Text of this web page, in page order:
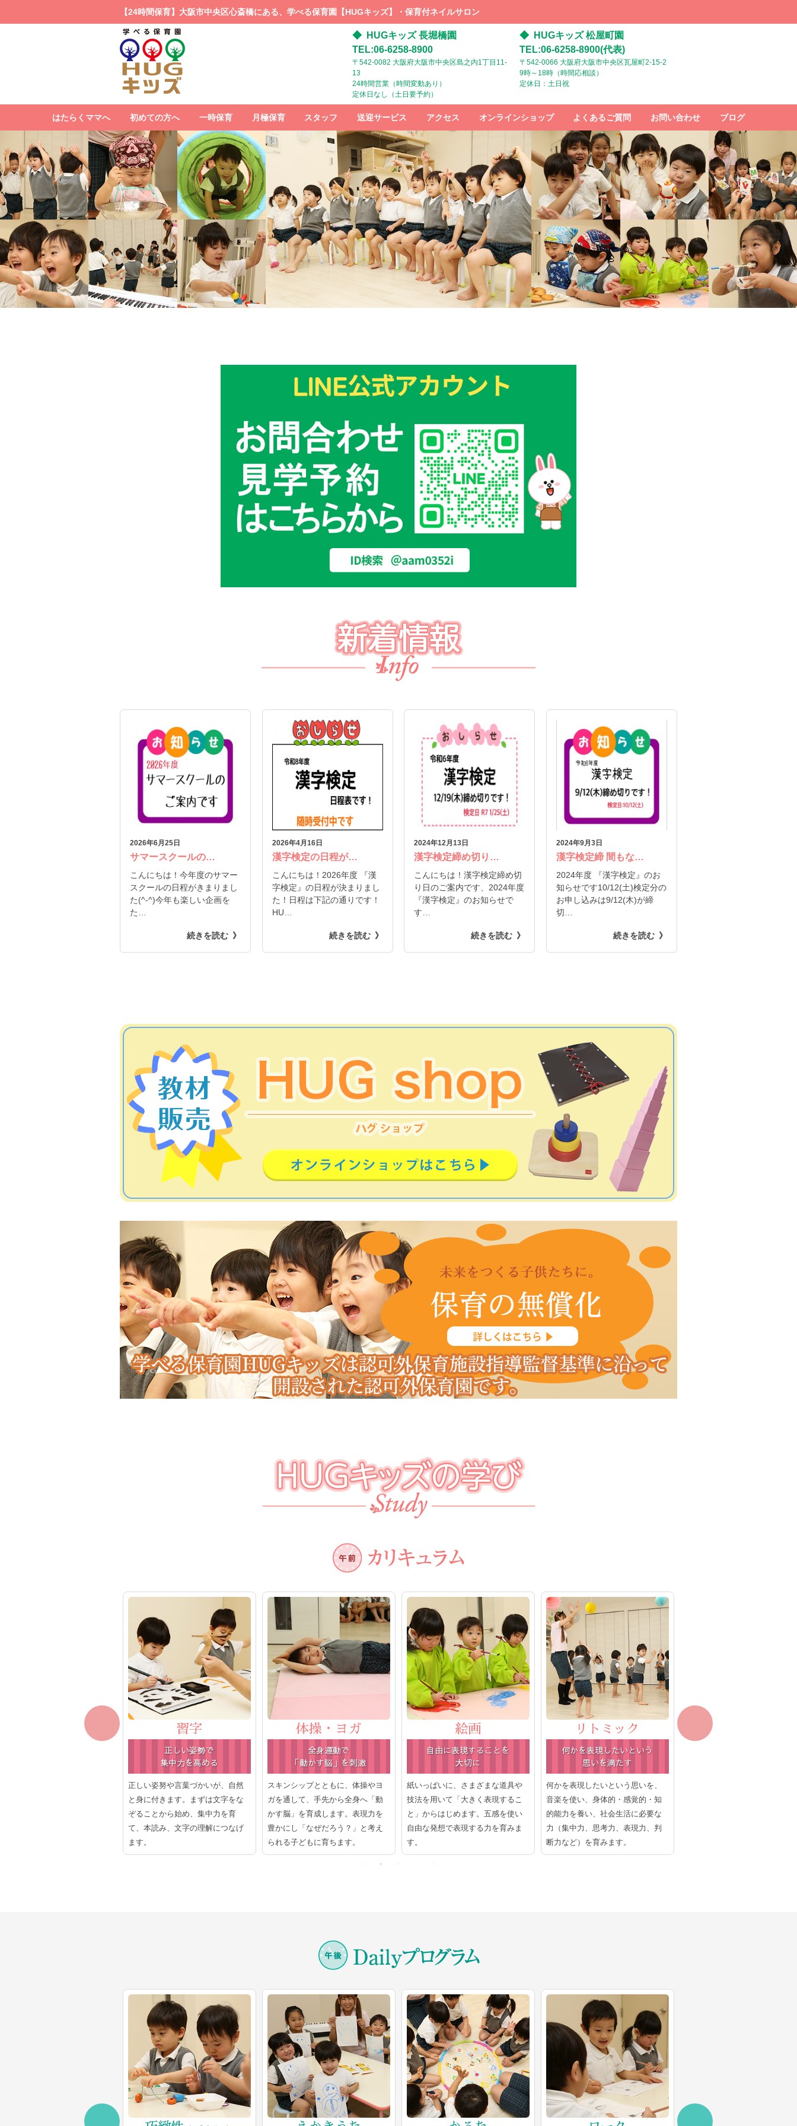
【24時間保育】大阪市中央区心斎橋にある、学べる保育園【HUGキッズ】・保育付ネイルサロン
HUGキッズ 長堀橋園
TEL:06-6258-8900
〒542-0082 大阪府大阪市中央区島之内1丁目11-
13
24時間営業（時間変動あり）
定休日なし（土日要予約）
HUGキッズ 松屋町園
TEL:06-6258-8900(代表)
〒542-0066 大阪府大阪市中央区瓦屋町2-15-2
9時～18時（時間応相談）
定休日：土日祝
はたらくママへ 初めての方へ 一時保育 月極保育 スタッフ
スタッフ募
送迎サービス アクセス
HUGキッズ
までの行き
方：電車で
お越しの方
HUGキッズ
までの行き
方：ベビー
カーでお越
しの方
オンラインショップ よくあるご質問 お問い合わせ ブログ
2026年6月25日
サマースクールの…
こんにちは！今年度のサマー
スクールの日程がきまりまし
た(^-^)今年も楽しい企画を
た…
続きを読む
2026年4月16日
漢字検定の日程が…
こんにちは！2026年度 『漢
字検定』の日程が決まりまし
た！日程は下記の通りです！
HU…
続きを読む
2024年12月13日
漢字検定締め切り…
こんにちは！漢字検定締め切
り日のご案内です、2024年度
『漢字検定』のお知らせで
す…
続きを読む
2024年9月3日
漢字検定締 間もな…
2024年度 『漢字検定』のお
知らせです10/12(土)検定分の
お申し込みは9/12(木)が締
切…
続きを読む
習字
正しい姿勢で
集中力を高める
正しい姿努や言葉づかいが、自然
と身に付きます。まずは文字をな
ぞることから始め、集中力を育
て、本読み、文字の理解につなげ
ます。
体操・ヨガ
全身運動で
「動かす脳」を刺激
スキンシップとともに、体操やヨ
ガを通して、手先から全身へ「動
かす脳」を育成します。表現力を
豊かにし「なぜだろう？」と考え
られる子どもに育ちます。
絵画
自由に表現することを
大切に
紙いっぱいに、さまざまな道具や
技法を用いて「大きく表現するこ
と」からはじめます。五感を使い
自由な発想で表現する力を育みま
す。
リトミック
何かを表現したいという
思いを満たす
何かを表現したいという思いを、
音楽を使い、身体的・感覚的・知
的能力を養い、社会生活に必要な
力（集中力、思考力、表現力、判
断力など）を育みます。